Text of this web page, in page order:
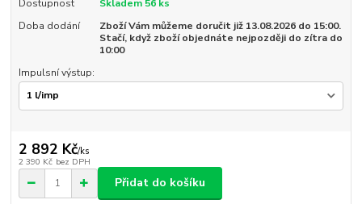
Dostupnost
Skladem 56 ks
Doba dodání
Zboží Vám můžeme doručit již 13.08.2026 do 15:00.
Stačí, když zboží objednáte nejpozději do zítra do
10:00
Impulsní výstup:
2 892 Kč/ks
2 390 Kč bez DPH
Přidat do košíku